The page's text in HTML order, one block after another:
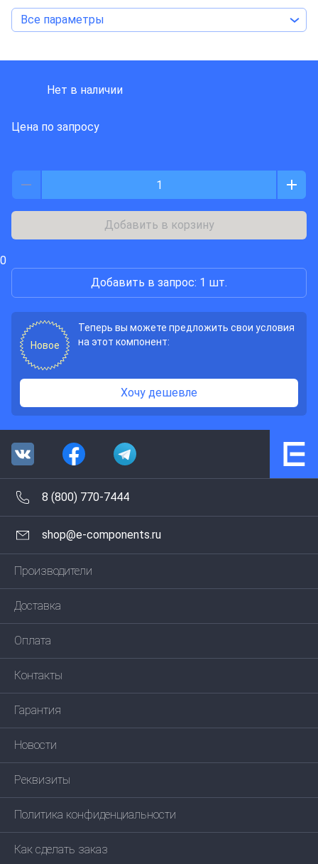
Все параметры
Нет в наличии
Цена по запросу
Добавить в корзину
0
Добавить в запрос: 1 шт.
Новое
Теперь вы можете предложить свои условия
на этот компонент:
Хочу дешевле
8 (800) 770-7444
shop@e-components.ru
Производители
Доставка
Оплата
Контакты
Гарантия
Новости
Реквизиты
Политика конфиденциальности
Как сделать заказ